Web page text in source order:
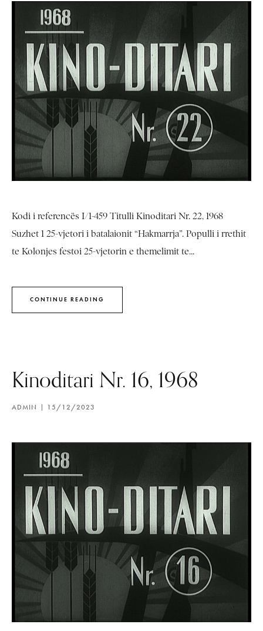
Kodi i referencës I/1-459 Titulli Kinoditari Nr. 22, 1968
Suzhet 1 25-vjetori i batalaionit “Hakmarrja”. Populli i rrethit
te Kolonjes festoi 25-vjetorin e themelimit te...
CONTINUE READING
Kinoditari Nr. 16, 1968
ADMIN 15/12/2023